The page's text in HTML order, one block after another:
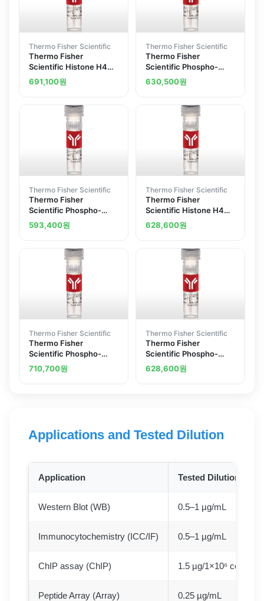
Thermo Fisher Scientific
Thermo Fisher
Scientific Histone H4
Polyclonal Antibody
691,100원
Thermo Fisher Scientific
Thermo Fisher
Scientific Phospho-
Histone H4 Ser47
Polyclonal Antibody
630,500원
Thermo Fisher Scientific
Thermo Fisher
Scientific Phospho-
Histone H1.4 Thr3
Polyclonal Antibody
593,400원
Thermo Fisher Scientific
Thermo Fisher
Scientific Histone H4
Polyclonal Antibody
628,600원
Thermo Fisher Scientific
Thermo Fisher
Scientific Phospho-
Histone H1.4 Ser26
Polyclonal Antibody
710,700원
Thermo Fisher Scientific
Thermo Fisher
Scientific Phospho-
Histone H3 Ser10
Polyclonal Antibody
628,600원
Applications and Tested Dilution
Application Tested Dilution
Western Blot (WB) 0.5–1 µg/mL
Immunocytochemistry (ICC/IF) 0.5–1 µg/mL
ChIP assay (ChIP) 1.5 µg/1×10⁶ cells
Peptide Array (Array) 0.25 µg/mL